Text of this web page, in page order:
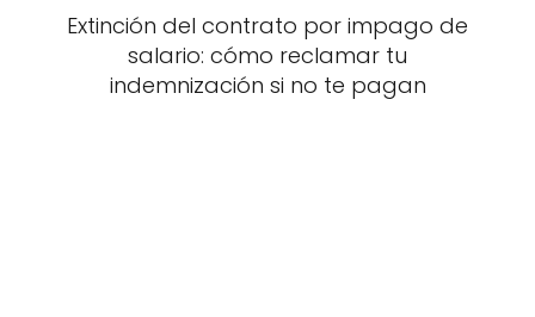
Extinción del contrato por impago de
salario: cómo reclamar tu
indemnización si no te pagan